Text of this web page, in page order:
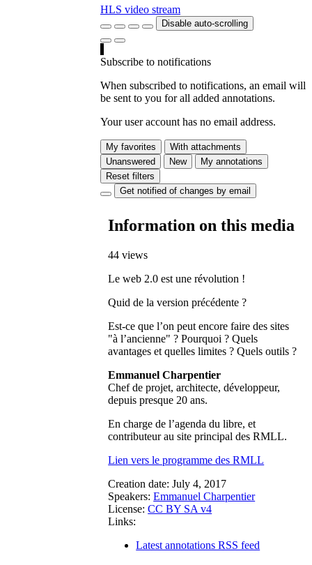
HLS video stream
Disable auto-scrolling
Subscribe to notifications
When subscribed to notifications, an email will
be sent to you for all added annotations.
Your user account has no email address.
My favorites
With attachments
Unanswered
New
My annotations
Reset filters
Get notified of changes by email
Information on this media
44 views
Le web 2.0 est une révolution !
Quid de la version précédente ?
Est-ce que l’on peut encore faire des sites
"à l’ancienne" ? Pourquoi ? Quels
avantages et quelles limites ? Quels outils ?
Emmanuel Charpentier
Chef de projet, architecte, développeur,
depuis presque 20 ans.
En charge de l’agenda du libre, et
contributeur au site principal des RMLL.
Lien vers le programme des RMLL
Creation date: July 4, 2017
Speakers: Emmanuel Charpentier
License: CC BY SA v4
Links:
Latest annotations RSS feed